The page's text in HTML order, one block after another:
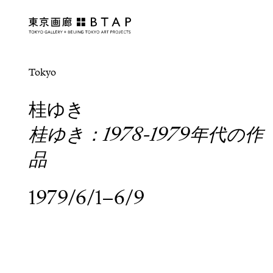
Tokyo
桂ゆき
桂ゆき：1978-1979年代の作
品
1979/6/1–6/9